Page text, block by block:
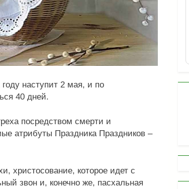
наступит 2 мая, и по
40 дней.
посредством смерти и
атрибуты Праздника Праздников –
христосование, которое идет с
звон и, конечно же, пасхальная